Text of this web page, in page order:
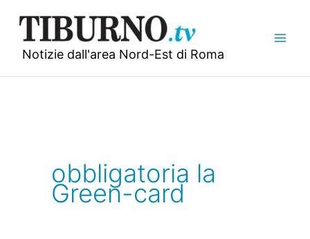
contenuto
Notizie dall'area Nord-Est di Roma
obbligatoria la
Green-card